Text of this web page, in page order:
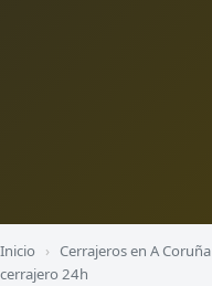
Inicio › Cerrajeros en A Coruña
cerrajero 24h